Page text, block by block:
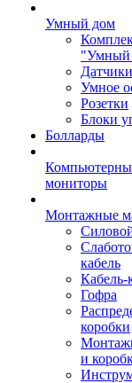
Умный дом
"Умный
Датчики
Умное
Розетки
Блоки
Болларды
мониторы
Монтажные
кабель
Кабель-
Гофра
коробки
и